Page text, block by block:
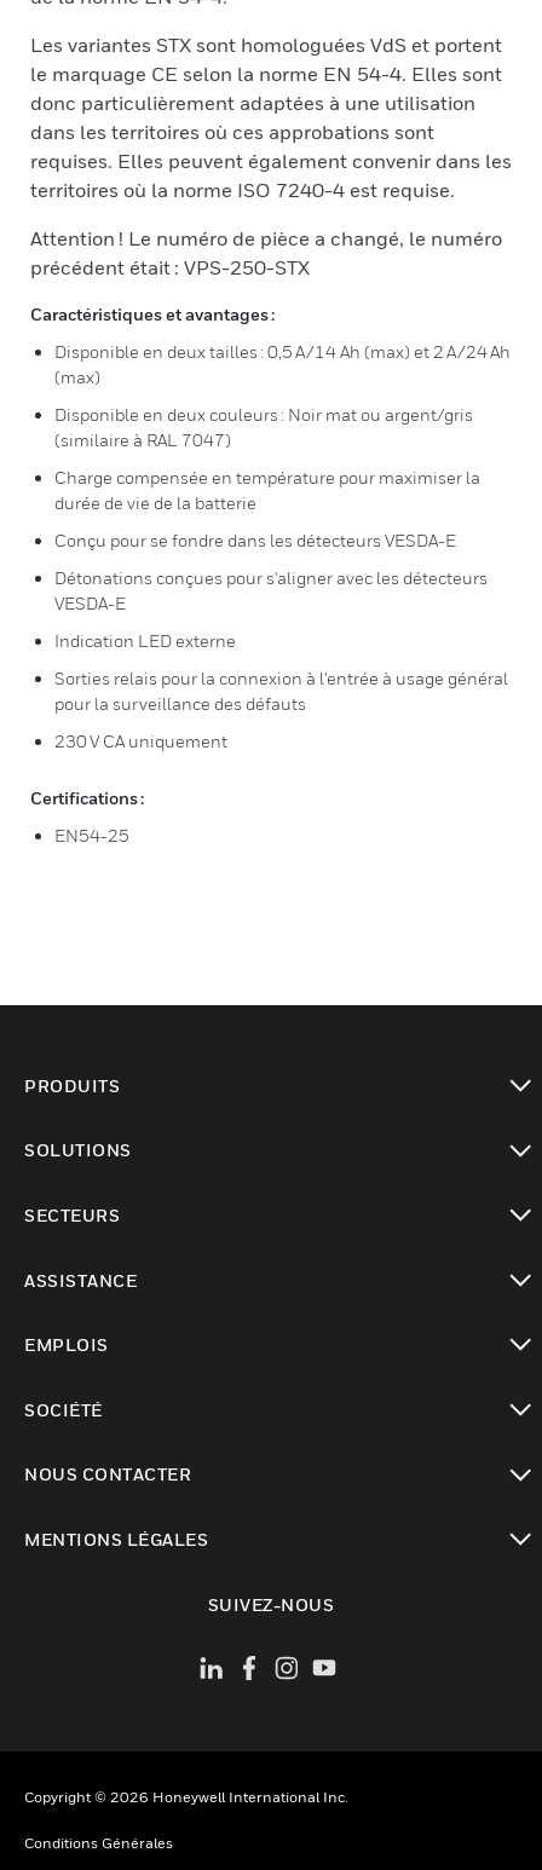
Les variantes STX sont homologuées VdS et portent
le marquage CE selon la norme EN 54-4. Elles sont
donc particulièrement adaptées à une utilisation
dans les territoires où ces approbations sont
requises. Elles peuvent également convenir dans les
territoires où la norme ISO 7240-4 est requise.
Attention ! Le numéro de pièce a changé, le numéro
précédent était : VPS-250-STX
Caractéristiques et avantages :
Disponible en deux tailles : 0,5 A/14 Ah (max) et 2 A/24 Ah
(max)
Disponible en deux couleurs : Noir mat ou argent/gris
(similaire à RAL 7047)
Charge compensée en température pour maximiser la
durée de vie de la batterie
Conçu pour se fondre dans les détecteurs VESDA-E
Détonations conçues pour s'aligner avec les détecteurs
VESDA-E
Indication LED externe
Sorties relais pour la connexion à l'entrée à usage général
pour la surveillance des défauts
230 V CA uniquement
Certifications :
EN54-25
PRODUITS
SOLUTIONS
SECTEURS
ASSISTANCE
EMPLOIS
SOCIÉTÉ
NOUS CONTACTER
MENTIONS LÉGALES
SUIVEZ-NOUS
Copyright © 2026 Honeywell International Inc.
Conditions Générales